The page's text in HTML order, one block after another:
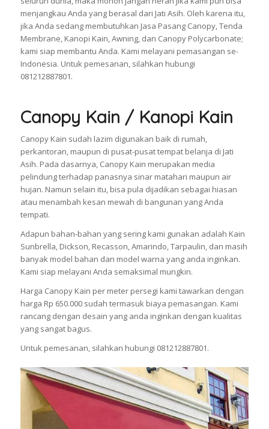
menjangkau Anda yang berasal dari Jati Asih. Oleh karena itu,
jika Anda sedang membutuhkan Jasa Pasang Canopy, Tenda
Membrane, Kanopi Kain, Awning, dan Canopy Polycarbonate;
kami siap membantu Anda. Kami melayani pemasangan se-
Indonesia. Untuk pemesanan, silahkan hubungi
081212887801.
Canopy Kain / Kanopi Kain
Canopy Kain sudah lazim digunakan baik di rumah,
perkantoran, maupun di pusat-pusat tempat belanja di Jati
Asih. Pada dasarnya, Canopy Kain merupakan media
pelindung terhadap panasnya sinar matahari maupun air
hujan. Namun selain itu, bisa pula dijadikan sebagai hiasan
atau menambah kesan mewah di bangunan yang Anda
tempati.
Adapun bahan-bahan yang sering kami gunakan adalah Kain
Sunbrella, Dickson, Recasson, Amarindo, Tarpaulin, dan masih
banyak model bahan dan model warna yang anda inginkan.
Kami siap melayani Anda semaksimal mungkin.
Harga Canopy Kain per meter persegi kami tawarkan dengan
harga Rp 650.000 sudah termasuk biaya pemasangan. Kami
rancang dengan desain yang anda inginkan dengan kualitas
yang sangat bagus.
Untuk pemesanan, silahkan hubungi 081212887801.